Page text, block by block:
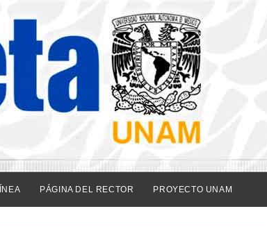
PÁGINA DEL RECTOR PROYECTO UNAM